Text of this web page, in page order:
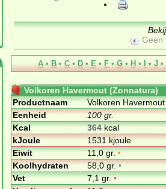
Geen
A • B • C • D • E • F • G • H • I • J •
Volkoren Havermout (Zonnatura)
Productnaam
Volkoren
Eenheid
100 gr.
Kcal
364kcal
kJoule
1531 kjoule
Eiwit
11,0 gr.•
Koolhydraten
58,0 gr.•
Vet
7,1 gr.•